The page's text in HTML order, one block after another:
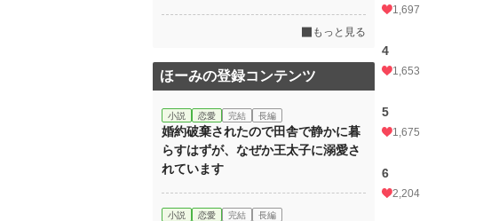
1,697
4
1,653
5
1,675
6
2,204
もっと見る
ほーみの登録コンテンツ
小説 恋愛 完結 長編
婚約破棄されたので田舎で静かに暮
らすはずが、なぜか王太子に溺愛さ
れています
小説 恋愛 完結 長編